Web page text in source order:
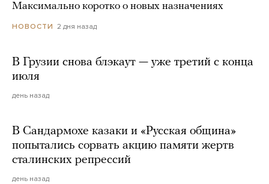
Максимально коротко о новых назначениях
НОВОСТИ 2 дня назад
В Грузии снова блэкаут — уже третий с конца
июля
день назад
В Сандармохе казаки и «Русская община»
попытались сорвать акцию памяти жертв
сталинских репрессий
день назад